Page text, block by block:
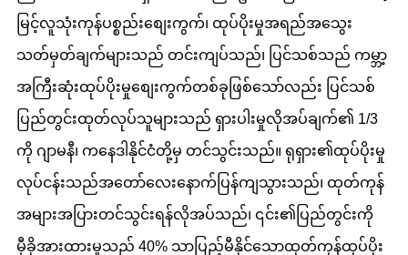
မြင့်လူသုံးကုန်ပစ္စည်းစျေးကွက်၊ ထုပ်ပိုးမှုအရည်အသွေး
သတ်မှတ်ချက်များသည် တင်းကျပ်သည်၊ ပြင်သစ်သည် ကမ္ဘာ့
အကြီးဆုံးထုပ်ပိုးမှုစျေးကွက်တစ်ခုဖြစ်သော်လည်း ပြင်သစ်
ပြည်တွင်းထုတ်လုပ်သူများသည် ရှားပါးမှုလိုအပ်ချက်၏ 1/3
ကို ဂျာမနီ၊ ကနေဒါနိုင်ငံတို့မှ တင်သွင်းသည်။ ရုရှား၏ထုပ်ပိုးမှု
လုပ်ငန်းသည်အတော်လေးနောက်ပြန်ကျသွားသည်၊ ထုတ်ကုန်
အများအပြားတင်သွင်းရန်လိုအပ်သည်၊ ၎င်း၏ပြည်တွင်းကို
မှီခိုအားထားမှုသည် 40% သာပြည့်မီနိုင်သောထုတ်ကုန်ထုပ်ပိုး